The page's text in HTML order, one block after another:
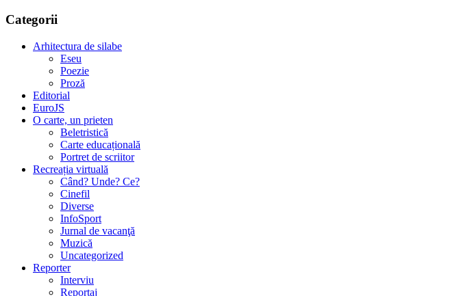
Categorii
Arhitectura de silabe
Eseu
Poezie
Proză
Editorial
EuroJS
O carte, un prieten
Beletristică
Carte educațională
Portret de scriitor
Recreația virtuală
Când? Unde? Ce?
Cinefil
Diverse
InfoSport
Jurnal de vacanţă
Muzică
Uncategorized
Reporter
Interviu
Reportaj